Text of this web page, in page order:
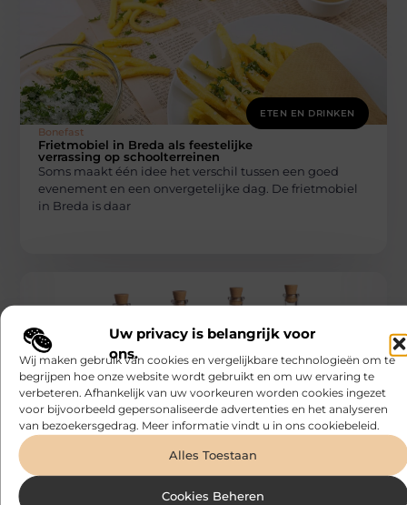
Uw privacy is belangrijk voor
ons.
Wij maken gebruik van cookies en vergelijkbare technologieën om te
begrijpen hoe onze website wordt gebruikt en om uw ervaring te
verbeteren. Afhankelijk van uw voorkeuren worden cookies ingezet
voor bijvoorbeeld gepersonaliseerde advertenties en het analyseren
van bezoekersgedrag. Meer informatie vindt u in ons cookiebeleid.
Alles Toestaan
Cookies Beheren
ETEN EN DRINKEN
Bonefast
Frietmobiel in Breda als feestelijke
verrassing op schoolterreinen
Soms maakt één idee het verschil tussen een goed
evenement en een onvergetelijke dag. De frietmobiel
in Breda is daar
ETEN EN DRINKEN
Bonefast
Belgische gin kopen voor unieke
Gin heeft door de jaren heen zijn status als veelzijdige
drank bewezen, maar Belgische gin voegt een extra